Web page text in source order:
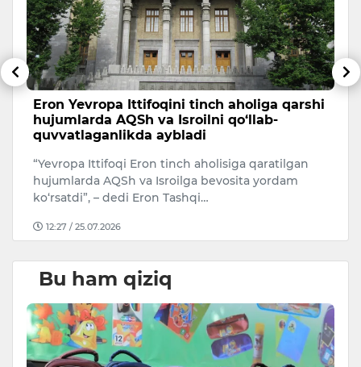
Eron Yevropa Ittifoqini tinch aholiga qarshi
hujumlarda AQSh va Isroilni qo‘llab-
quvvatlaganlikda aybladi
“Yevropa Ittifoqi Eron tinch aholisiga qaratilgan
hujumlarda AQSh va Isroilga bevosita yordam
ko‘rsatdi”, – dedi Eron Tashqi…
12:27 / 25.07.2026
Bu ham qiziq